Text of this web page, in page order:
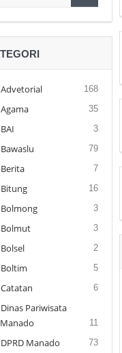
Advetorial 168
Agama 35
BAI 3
Bawaslu 79
Berita 7
Bitung 16
Bolmong 3
Bolmut 3
Bolsel 2
Boltim 5
Catatan 6
Dinas Pariwisata
Manado
11
DPRD Manado 73